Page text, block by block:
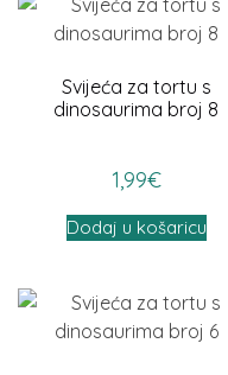
Svijeća za tortu s
dinosaurima broj 8
1,99€
Dodaj u košaricu